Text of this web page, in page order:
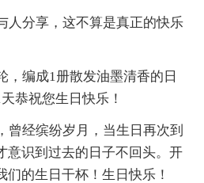
人分享，这不算是真正的快乐
，编成1册散发油墨清香的日
恭祝您生日快乐！
曾经缤纷岁月，当生日再次到
意识到过去的日子不回头。开
的生日干杯！生日快乐！